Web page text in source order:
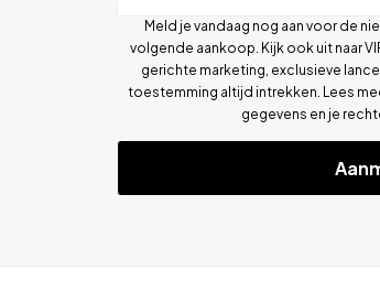
Meld je vandaag nog aan voor de
volgende aankoop. Kijk ook uit naar
gerichte marketing, exclusieve
toestemming altijd intrekken. Lees
gegevens en je